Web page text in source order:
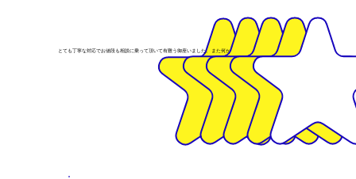
とても丁寧な対応でお値段も相談に乗って頂いて有難う御座いました。 また何かあれば宜しくお願いします。